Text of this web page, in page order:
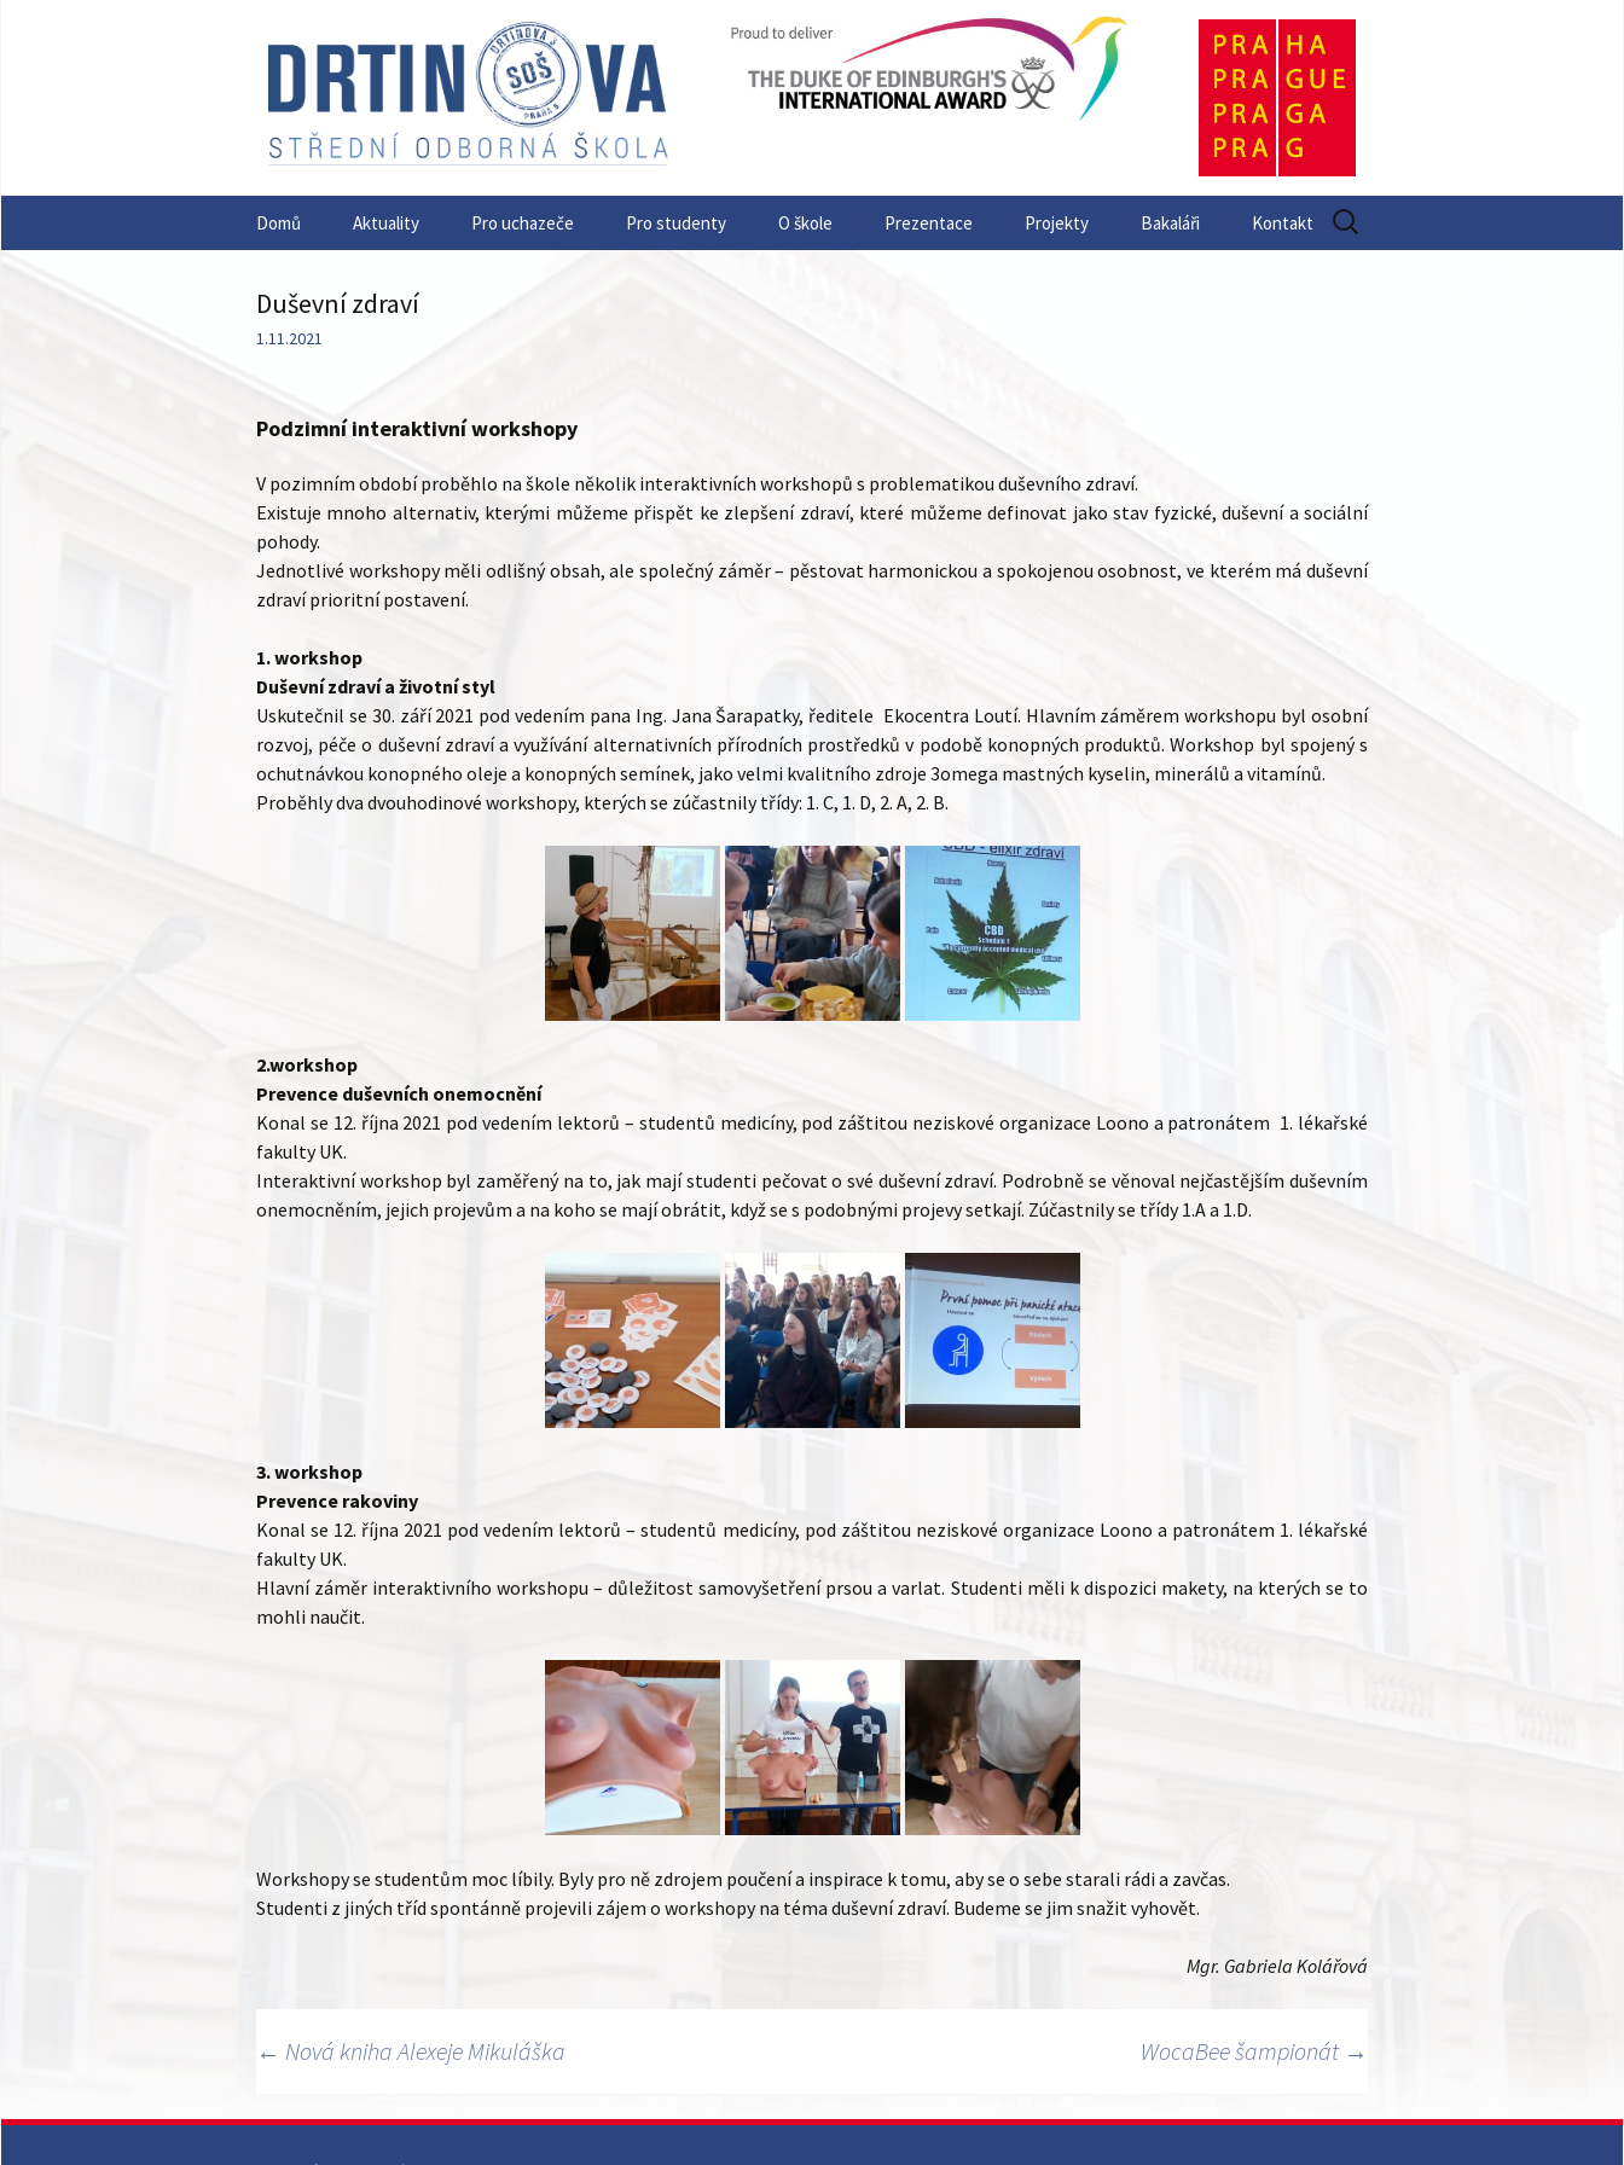
webu
Domů Aktuality Pro uchazeče Pro studenty O škole Prezentace Projekty Bakaláři Kontakt Vyhledávání
Duševní zdraví
1.11.2021
Podzimní interaktivní workshopy
V pozimním období proběhlo na škole několik interaktivních workshopů s problematikou duševního zdraví.
Existuje mnoho alternativ, kterými můžeme přispět ke zlepšení zdraví, které můžeme definovat jako stav fyzické, duševní a sociální
pohody.
Jednotlivé workshopy měli odlišný obsah, ale společný záměr – pěstovat harmonickou a spokojenou osobnost, ve kterém má duševní
zdraví prioritní postavení.
1. workshop
Duševní zdraví a životní styl
Uskutečnil se 30. září 2021 pod vedením pana Ing. Jana Šarapatky, ředitele Ekocentra Loutí. Hlavním záměrem workshopu byl osobní
rozvoj, péče o duševní zdraví a využívání alternativních přírodních prostředků v podobě konopných produktů. Workshop byl spojený s
ochutnávkou konopného oleje a konopných semínek, jako velmi kvalitního zdroje 3omega mastných kyselin, minerálů a vitamínů.
Proběhly dva dvouhodinové workshopy, kterých se zúčastnily třídy: 1. C, 1. D, 2. A, 2. B.
2.workshop
Prevence duševních onemocnění
Konal se 12. října 2021 pod vedením lektorů – studentů medicíny, pod záštitou neziskové organizace Loono a patronátem 1. lékařské
fakulty UK.
Interaktivní workshop byl zaměřený na to, jak mají studenti pečovat o své duševní zdraví. Podrobně se věnoval nejčastějším duševním
onemocněním, jejich projevům a na koho se mají obrátit, když se s podobnými projevy setkají. Zúčastnily se třídy 1.A a 1.D.
3. workshop
Prevence rakoviny
Konal se 12. října 2021 pod vedením lektorů – studentů medicíny, pod záštitou neziskové organizace Loono a patronátem 1. lékařské
fakulty UK.
Hlavní záměr interaktivního workshopu – důležitost samovyšetření prsou a varlat. Studenti měli k dispozici makety, na kterých se to
mohli naučit.
Workshopy se studentům moc líbily. Byly pro ně zdrojem poučení a inspirace k tomu, aby se o sebe starali rádi a zavčas.
Studenti z jiných tříd spontánně projevili zájem o workshopy na téma duševní zdraví. Budeme se jim snažit vyhovět.
Mgr. Gabriela Kolářová
Navigace
příspěvky
← Nová kniha Alexeje Mikuláška WocaBee šampionát →